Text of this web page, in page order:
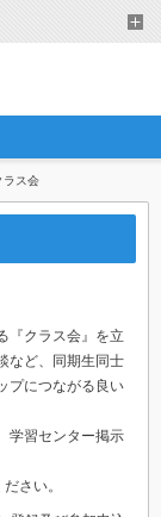
ラス会
『クラス会』を立
など、同期生同士
プにつながる良い
学習センター掲示
さい。